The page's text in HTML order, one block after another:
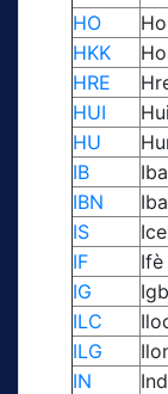
HO
Ho
HKK
HRE
HUI
HU
IB
IBN
IS
IF
IG
ILC
ILG
IN